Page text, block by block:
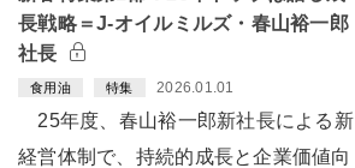
長戦略＝J-オイルミルズ・春山裕一郎
社長
食用油 特集 2026.01.01
25年度、春山裕一郎新社長による新
経営体制で、持続的成長と企業価値向